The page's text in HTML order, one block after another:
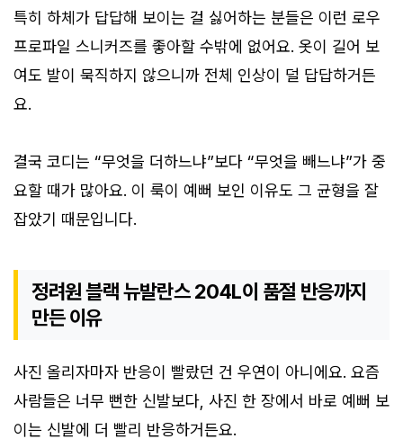
특히 하체가 답답해 보이는 걸 싫어하는 분들은 이런 로우
프로파일 스니커즈를 좋아할 수밖에 없어요. 옷이 길어 보
여도 발이 묵직하지 않으니까 전체 인상이 덜 답답하거든
요.
결국 코디는 “무엇을 더하느냐”보다 “무엇을 빼느냐”가 중
요할 때가 많아요. 이 룩이 예뻐 보인 이유도 그 균형을 잘
잡았기 때문입니다.
정려원 블랙 뉴발란스 204L이 품절 반응까지
만든 이유
사진 올리자마자 반응이 빨랐던 건 우연이 아니에요. 요즘
사람들은 너무 뻔한 신발보다, 사진 한 장에서 바로 예뻐 보
이는 신발에 더 빨리 반응하거든요.